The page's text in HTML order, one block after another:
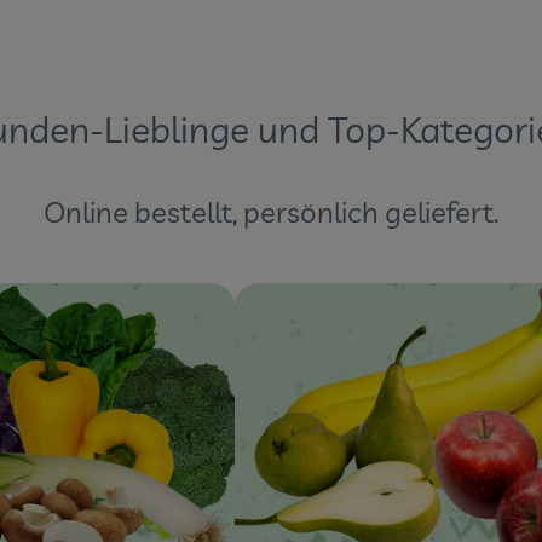
Lieblinge und Top-
Online bestellt, persönlich geliefert.